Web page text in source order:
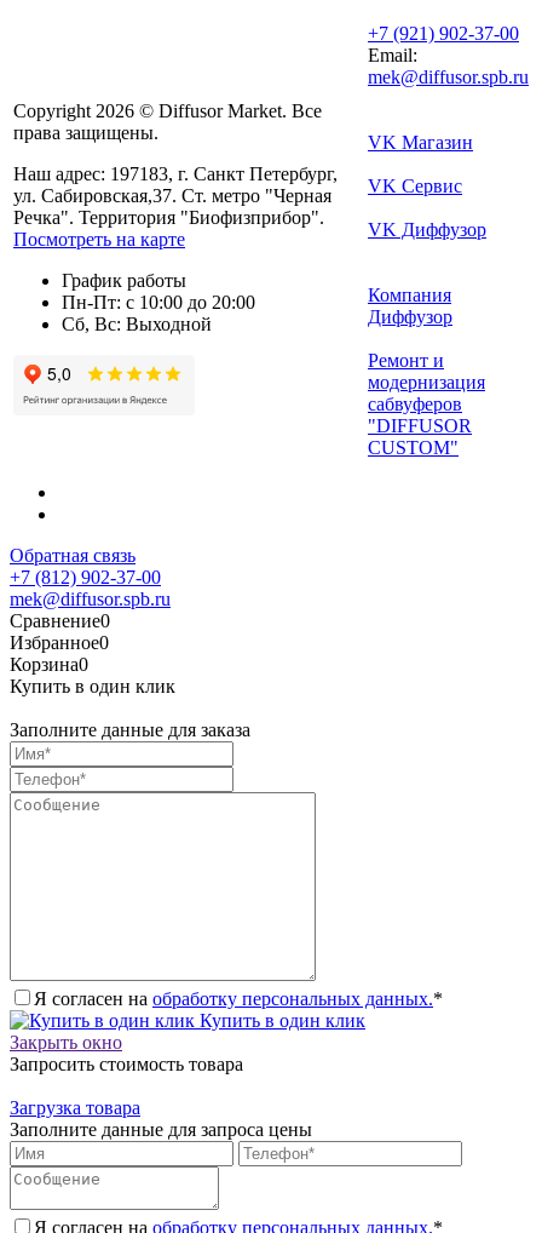
Copyright 2026 © Diffusor Market. Все
права защищены.
Наш адрес: 197183, г. Санкт Петербург,
ул. Сабировская,37. Ст. метро "Черная
Речка". Территория "Биофизприбор".
Посмотреть на карте
График работы
Пн-Пт: с 10:00 до 20:00
Сб, Вс: Выходной
+7 (921) 902-37-00
Email:
mek@diffusor.spb.ru
VK Магазин
VK Сервис
VK Диффузор
Компания
Диффузор
Ремонт и
модернизация
сабвуферов
"DIFFUSOR
CUSTOM"
Обратная связь
+7 (812) 902-37-00
mek@diffusor.spb.ru
Сравнение0
Избранное0
Корзина0
Купить в один клик
Заполните данные для заказа
Я согласен на обработку персональных данных.*
Купить в один клик
Закрыть окно
Запросить стоимость товара
Загрузка товара
Заполните данные для запроса цены
Я согласен на обработку персональных данных.*